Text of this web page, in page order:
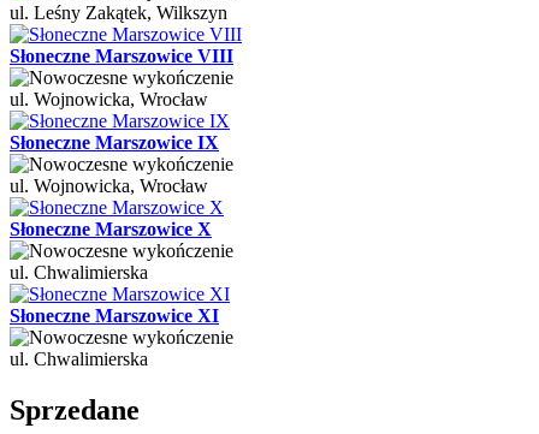
ul. Leśny Zakątek, Wilkszyn
Słoneczne Marszowice VIII
ul. Wojnowicka, Wrocław
Słoneczne Marszowice IX
ul. Wojnowicka, Wrocław
Słoneczne Marszowice X
ul. Chwalimierska
Słoneczne Marszowice XI
ul. Chwalimierska
Sprzedane